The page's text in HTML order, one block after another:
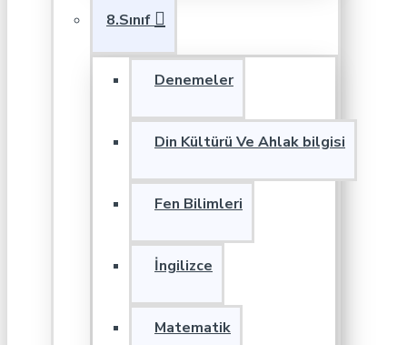
8.Sınıf
Denemeler
Din Kültürü Ve Ahlak bilgisi
Fen Bilimleri
İngilizce
Matematik